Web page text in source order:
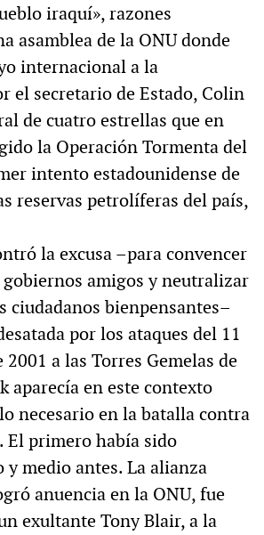
iraquí», razones
asamblea de la ONU donde
internacional a la
el secretario de Estado, Colin
de cuatro estrellas que en
la Operación Tormenta del
intento estadounidense de
reservas petrolíferas del país,
la excusa –para convencer
gobiernos amigos y neutralizar
ciudadanos bienpensantes–
por los ataques del 11
a las Torres Gemelas de
aparecía en este contexto
necesario en la batalla contra
El primero había sido
medio antes. La alianza
anuencia en la ONU, fue
exultante Tony Blair, a la